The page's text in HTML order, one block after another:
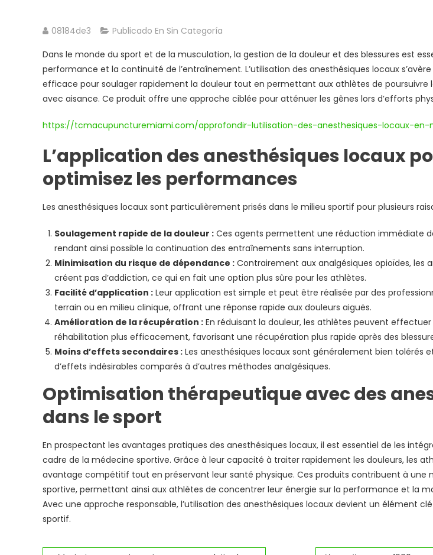
08184de3
Publicado En Sin Categoría
Dans le monde du sport et de la musculation, la gestion de la douleur et des blessures est
performance et la continuité de l’entraînement. L’utilisation des anesthésiques locaux
efficace pour soulager rapidement la douleur tout en permettant aux athlètes de poursuivre
avec aisance. Ce produit offre une approche ciblée pour atténuer les gênes lors d’efforts
https://tcmacupuncturemiami.com/approfondir-lutilisation-des-anesthesiques-locaux-en-
L’application des anesthésiques locaux
optimisez les performances
Les anesthésiques locaux sont particulièrement prisés dans le milieu sportif pour plusieurs
Soulagement rapide de la douleur : Ces agents permettent une réduction immédiate
rendant ainsi possible la continuation des entraînements sans interruption.
Minimisation du risque de dépendance : Contrairement aux analgésiques opioïdes, les
créent pas d’addiction, ce qui en fait une option plus sûre pour les athlètes.
Facilité d’application : Leur application est simple et peut être réalisée par des
terrain ou en milieu clinique, offrant une réponse rapide aux douleurs aiguës.
Amélioration de la récupération : En réduisant la douleur, les athlètes peuvent
réhabilitation plus efficacement, favorisant une récupération plus rapide après des
Moins d’effets secondaires : Les anesthésiques locaux sont généralement bien tolérés
d’effets indésirables comparés à d’autres méthodes analgésiques.
Optimisation thérapeutique avec des
dans le sport
En prospectant les avantages pratiques des anesthésiques locaux, il est essentiel de les
cadre de la médecine sportive. Grâce à leur capacité à traiter rapidement les douleurs, les
avantage compétitif tout en préservant leur santé physique. Ces produits contribuent à une
sportive, permettant ainsi aux athlètes de concentrer leur énergie sur la performance et la
Avec une approche responsable, l’utilisation des anesthésiques locaux devient un élément
sportif.